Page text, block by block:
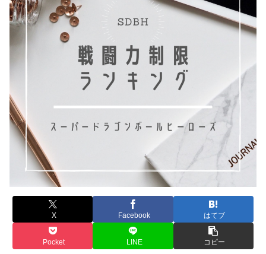
X Facebook はてブ
Pocket LINE コピー